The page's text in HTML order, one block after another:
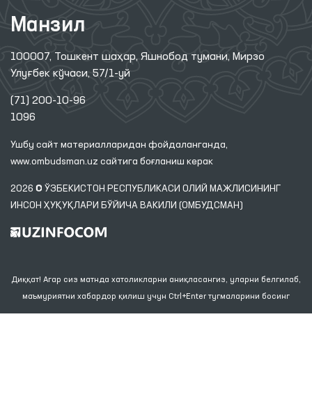
Манзил
100007, Тошкент шаҳар, Яшнобод тумани, Мирзо
Улуғбек кўчаси, 57/1-уй
(71) 200-10-96
1096
Ушбу сайт материалларидан фойдаланганда,
www.ombudsman.uz сайтига боғланиш керак
2026 © ЎЗБЕКИСТОН РЕСПУБЛИКАСИ ОЛИЙ МАЖЛИСИНИНГ
ИНСОН ҲУҚУҚЛАРИ БЎЙИЧА ВАКИЛИ (ОМБУДСМАН)
Диққат! Агар сиз матнда хатоликларни аниқласангиз, уларни белгилаб,
маъмуриятни хабардор қилиш учун Ctrl+Enter тугмаларини босинг